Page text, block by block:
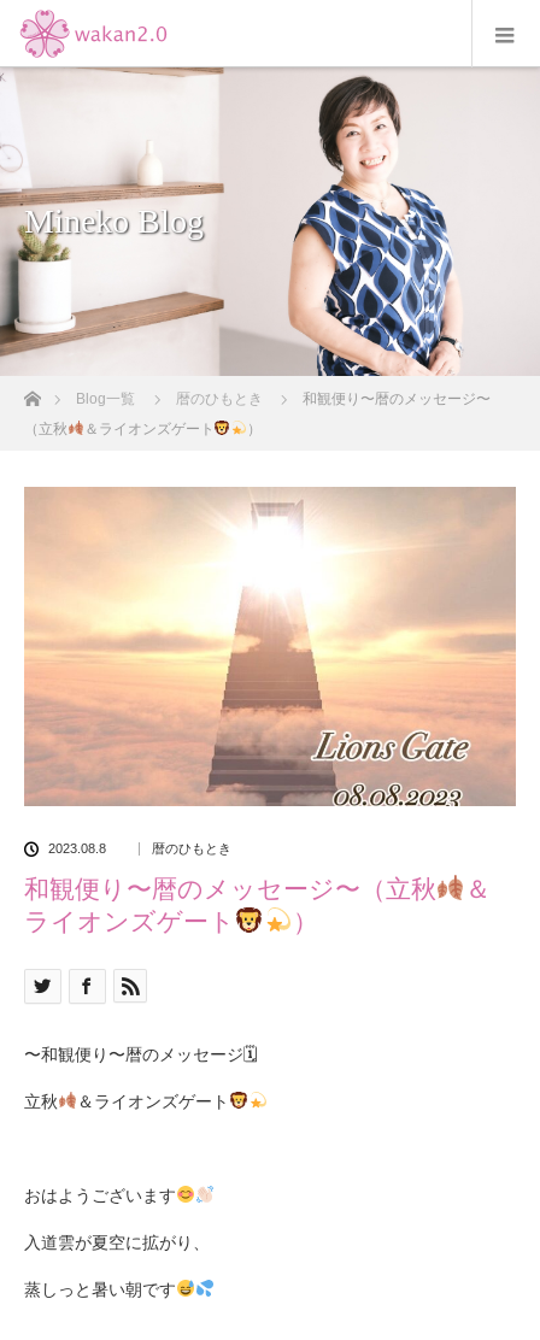
Mineko Blog
ホームBlog一覧 暦のひもとき
和観便り〜暦のメッセージ〜
（立秋
＆ライオンズゲート ）
2023.08.8 暦のひもとき
和観便り〜暦のメッセージ〜（立秋
＆
ライオンズゲート
）
〜和観便り〜暦のメッセージ🗓
立秋 ＆ライオンズゲート
おはようございます
入道雲が夏空に拡がり、
蒸しっと暑い朝です